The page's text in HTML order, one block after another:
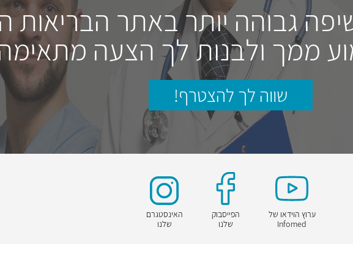
גבוהה יותר באתר הבריאות
ממך ולבנות לך הצעה
שווה לך להצטרף!
ערוץ הוידאו של
Infomed
הפייסבוק
שלנו
האינסטגרם
שלנו